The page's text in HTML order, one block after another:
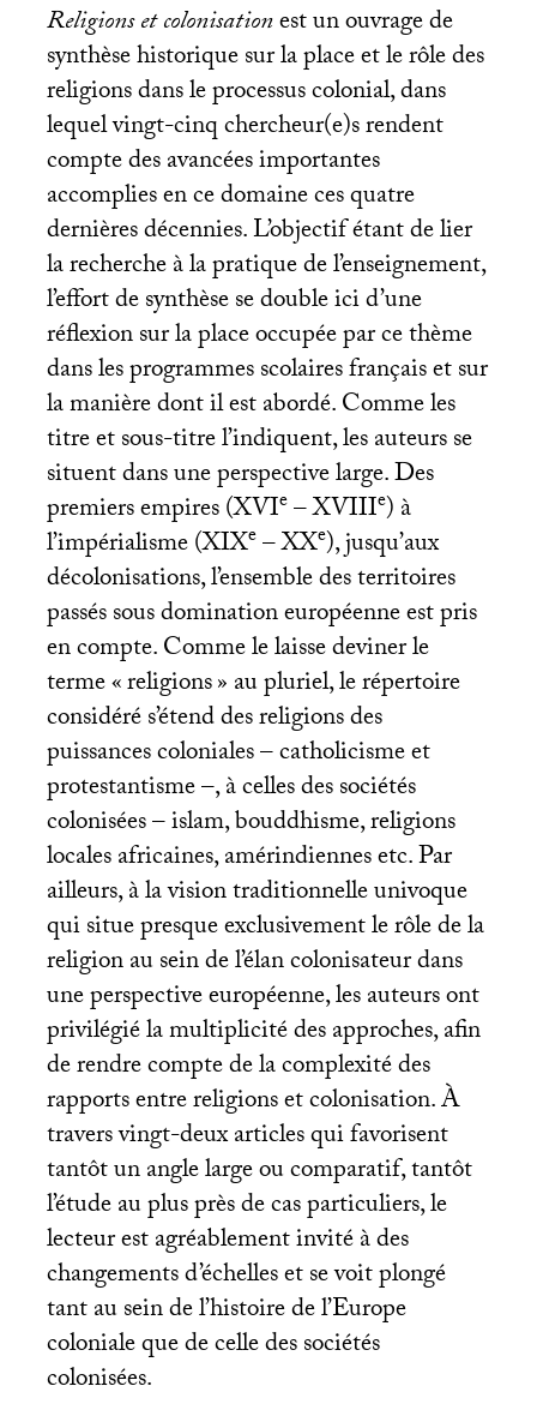
Religions et colonisationest un ouvrage de
synthèse historique sur la place et le rôle des
religions dans le processus colonial, dans
lequel vingt-cinq chercheur(e)s rendent
compte des avancées importantes
accomplies en ce domaine ces quatre
dernières décennies. L’objectif étant de lier
la recherche à la pratique de l’enseignement,
l’effort de synthèse se double ici d’une
réflexion sur la place occupée par ce thème
dans les programmes scolaires français et sur
la manière dont il est abordé. Comme les
titre et sous-titre l’indiquent, les auteurs se
situent dans une perspective large. Des
premiers empires (XVIe–XVIIIe) à
l’impérialisme (XIXe–XXe), jusqu’aux
décolonisations, l’ensemble des territoires
passés sous domination européenne est pris
en compte. Comme le laisse deviner le
terme «religions» au pluriel, le répertoire
considéré s’étend des religions des
puissances coloniales – catholicisme et
protestantisme –, à celles des sociétés
colonisées – islam, bouddhisme, religions
locales africaines, amérindiennes etc. Par
ailleurs, à la vision traditionnelle univoque
qui situe presque exclusivement le rôle de la
religion au sein de l’élan colonisateur dans
une perspective européenne, les auteurs ont
privilégié la multiplicité des approches, afin
de rendre compte de la complexité des
rapports entre religions et colonisation. À
travers vingt-deux articles qui favorisent
tantôt un angle large ou comparatif, tantôt
l’étude au plus près de cas particuliers, le
lecteur est agréablement invité à des
changements d’échelles et se voit plongé
tant au sein de l’histoire de l’Europe
coloniale que de celle des sociétés
colonisées.